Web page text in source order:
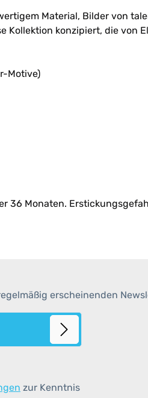
Material, Bilder von
Kollektion konzipiert, die von
Motive)
36 Monaten.
erscheinenden
zur Kenntnis